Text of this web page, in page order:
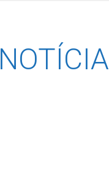
NOTÍCIA